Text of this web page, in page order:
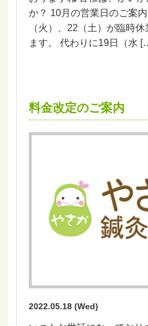
か？ 10月の営業日のご案
（火）、22（土）が臨時
ます。 代わりに19日（水
料金改定のご案内
2022.05.18 (Wed)